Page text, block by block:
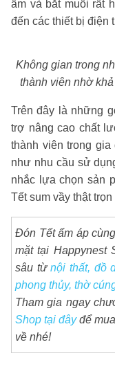
ẩm và bắt muỗi rất
đến các thiết bị điện
Không gian trong
thành viên nhờ
Trên đây là những
trợ nâng cao chất
thành viên trong
như nhu cầu sử
nhắc lựa chọn sản
Tết sum vầy thật
Đón Tết ấm áp
mặt tại Happynest
sâu từnội thất, đồ
phong thủy, thờ
Tham gia ngay
Shop tại đâyđể
về nhé!